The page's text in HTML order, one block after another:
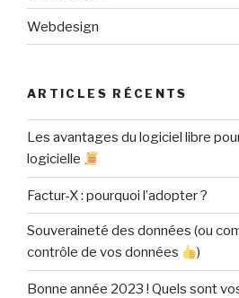
Webdesign
ARTICLES RÉCENTS
Les avantages du logiciel libre
logicielle
Factur-X : pourquoi l’adopter ?
Souveraineté des données (ou
contrôle de vos données
)
Bonne année 2023 ! Quels sont